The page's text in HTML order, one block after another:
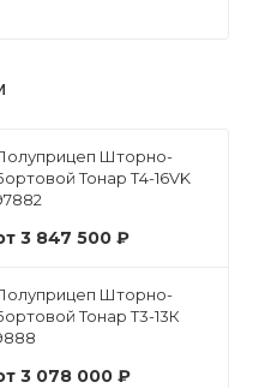
Шторно-
Тонар Т4-16VK
3 847 500 ₽
Шторно-
Тонар Т3-13К
3 078 000 ₽